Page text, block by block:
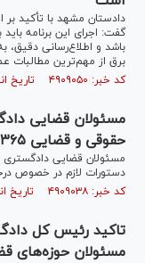
دادستان مشهد با تأکید
گفت: اجرای این برنامه
باشد و اطلاع‌رسانی دقیق،
برق از مهم‌ترین مطالبات
کد خبر: ۴۹۰۹۰۵۰ تاریخ انتشار : ۱۴۰۵/۰۴/۲۹
مسئولان قضایی
حقوقی و قضایی ۳۶۵ شهروند رسیدگی کردند
دستورات لازم در خصوص
کد خبر: ۴۹۰۹۰۳۸ تاریخ انتشار : ۱۴۰۵/۰۴/۲۹
تاکید رئیس کل
مسئولان حوزه‌های